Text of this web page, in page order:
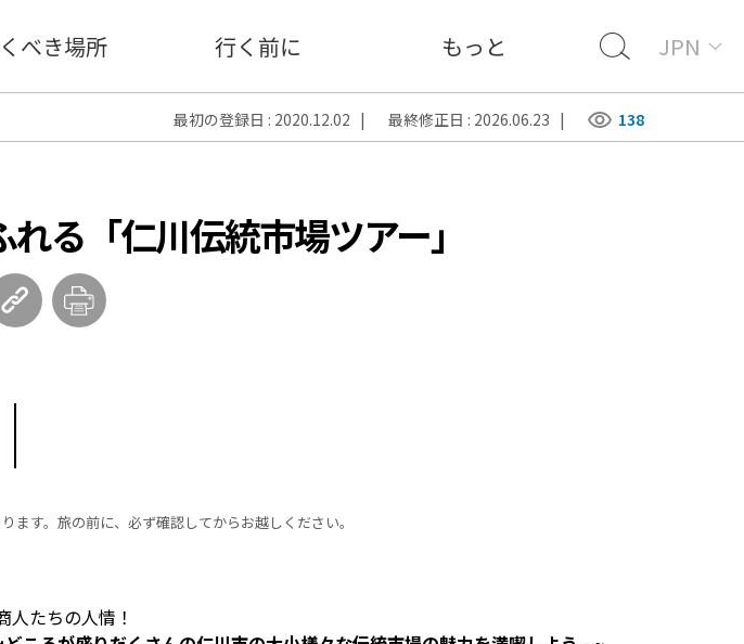
べき場所 行く前に もっと JPN
最初の登録日 : 2020.12.02 | 最終修正日 : 2026.06.23 | 138
る「仁川伝統市場ツアー」
す。旅の前に、必ず確認してからお越しください。
たちの人情！